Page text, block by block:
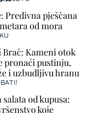
Predivna pješčana
od mora
Brač: Kameni otok
pronaći pustinju,
i uzbudljivu hranu
od kupusa:
koje